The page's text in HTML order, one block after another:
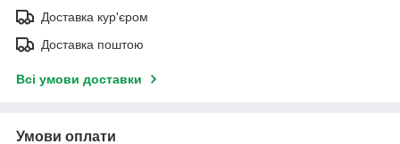
Доставка кур'єром
Доставка поштою
Всі умови доставки
Умови оплати